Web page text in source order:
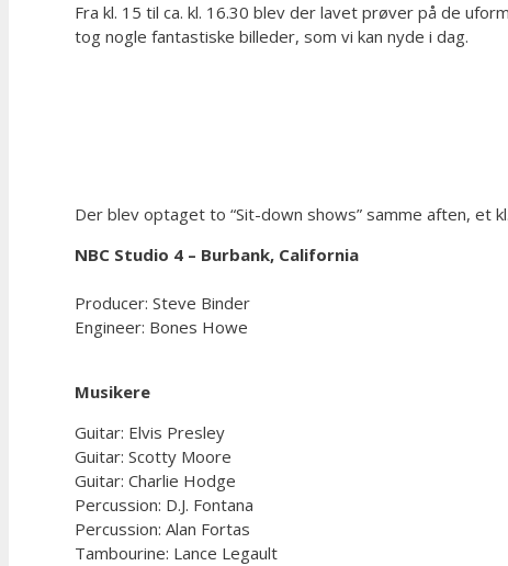
Fra kl. 15 til ca. kl. 16.30 blev der lavet prøver på de
tog nogle fantastiske billeder, som vi kan nyde i dag.
Der blev optaget to “Sit-down shows” samme aften, et
NBC Studio 4 – Burbank, California
Producer: Steve Binder
Engineer: Bones Howe
Musikere
Guitar: Elvis Presley
Guitar: Scotty Moore
Guitar: Charlie Hodge
Percussion: D.J. Fontana
Percussion: Alan Fortas
Tambourine: Lance Legault